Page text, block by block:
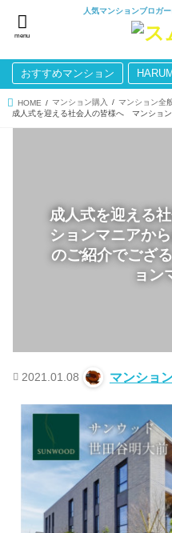
人気マンションブロガ
menu
おすすめマンション
HOME マンション購入
マンション全
成人式を迎える
ションマニアか
のご紹介でござ
ョン
2021.01.08 マンショ